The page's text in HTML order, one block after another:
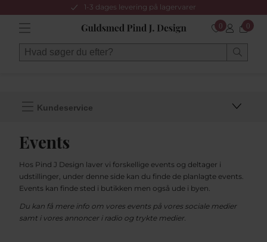
1-3 dages levering på lagervarer
0 0
Kundeservice
Events
Hos Pind J Design laver vi forskellige events og deltager i
udstillinger, under denne side kan du finde de planlagte events.
Events kan finde sted i butikken men også ude i byen.
Du kan få mere info om vores events på vores sociale medier
samt i vores annoncer i radio og trykte medier.